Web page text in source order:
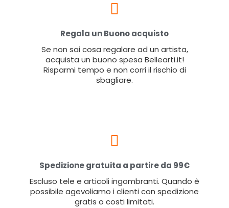
Regala un Buono acquisto
Se non sai cosa regalare ad un artista,
acquista un buono spesa Bellearti.it!
Risparmi tempo e non corri il rischio di
sbagliare.
Spedizione gratuita a partire da 99€
Escluso tele e articoli ingombranti. Quando è
possibile agevoliamo i clienti con spedizione
gratis o costi limitati.